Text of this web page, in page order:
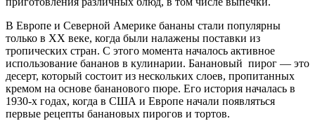
В Европе и Северной Америке бананы стали популярны
только в XX веке, когда были налажены поставки из
тропических стран. С этого момента началось активное
использование бананов в кулинарии. Банановый пирог — это
десерт, который состоит из нескольких слоев, пропитанных
кремом на основе бананового пюре. Его история началась в
1930-х годах, когда в США и Европе начали появляться
первые рецепты банановых пирогов и тортов.